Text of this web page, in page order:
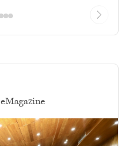
eMagazine